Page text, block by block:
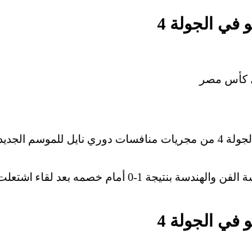
الجولة 4
يستعرض لكم موقع “بالجول” الرياضي، جدول ترتيب الدوري المصري 2025-2026 بالجولة 4 من مجريات منافسات دوري نايل
انتهت الجولة 4 من منافسات الدورر المصري بين الفارس الأبيض وفاركو بفوز مدرسة الفن والهندسة بنتيجة 1-0 أمام خصمه بعد لقاء
الجولة 4